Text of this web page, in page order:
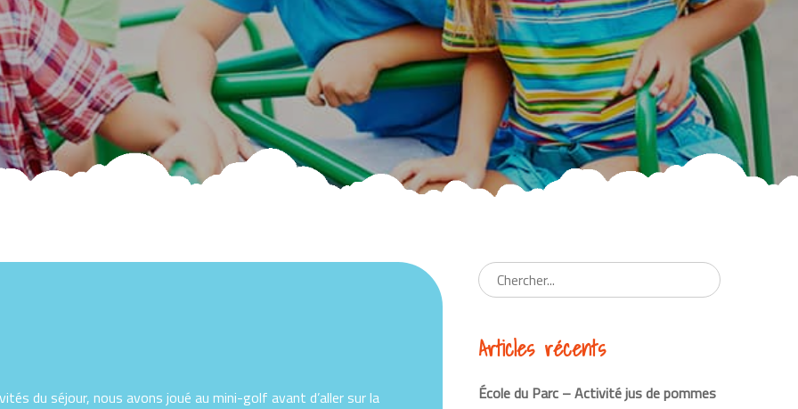
du séjour, nous avons joué au mini-golf avant d’aller sur la
Articles récents
École du Parc – Activité jus de pommes